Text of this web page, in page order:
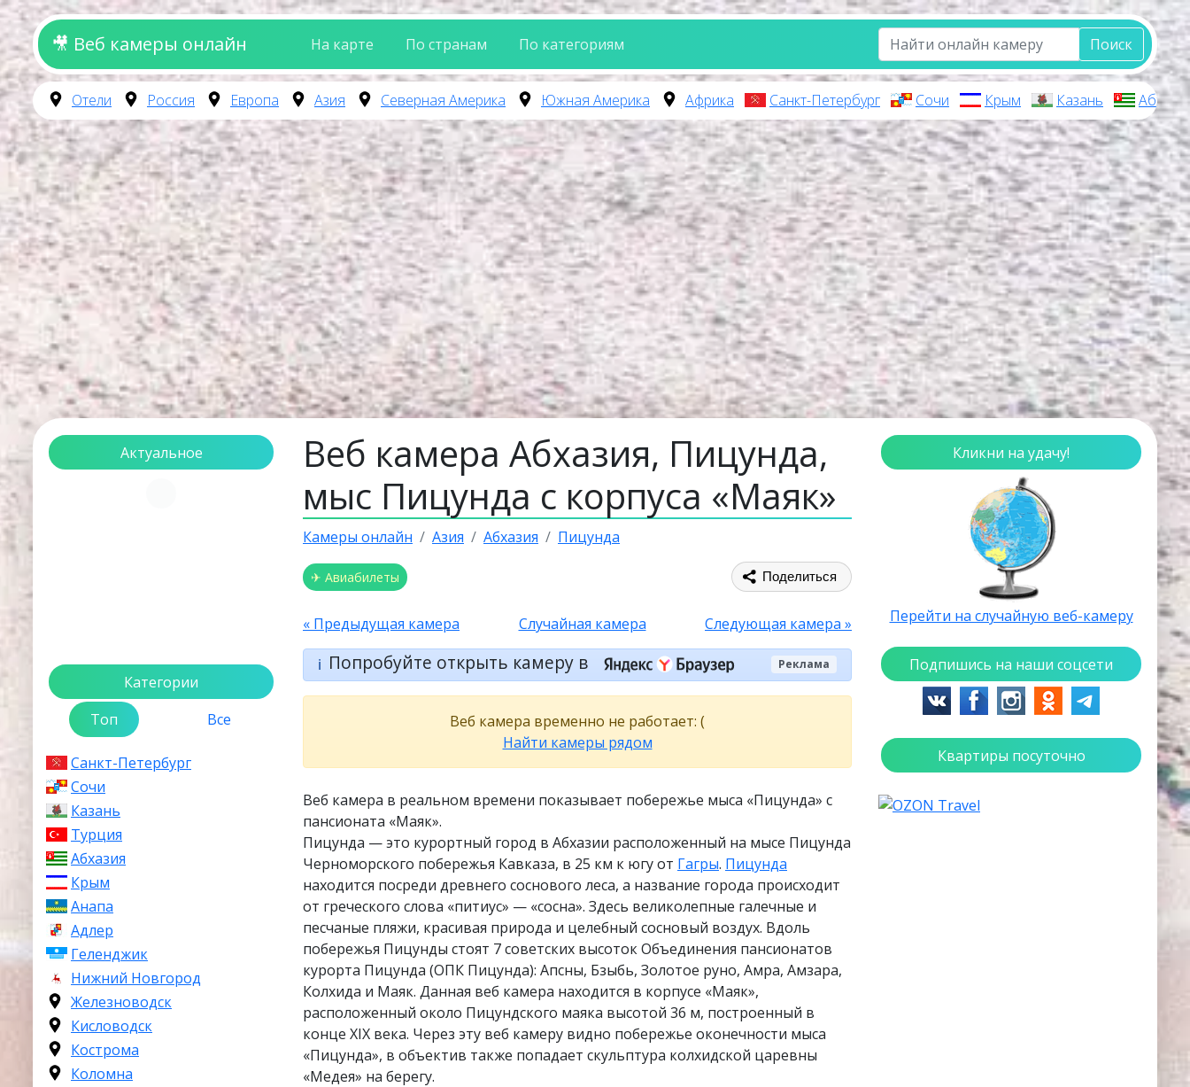
🎥 Веб камеры онлайн На карте По странам По категориям Поиск
Отели Россия Европа Азия Северная Америка Южная Америка Африка Санкт-Петербург Сочи Крым Казань
Актуальное
Категории
Топ
Все
Санкт-Петербург
Сочи
Казань
Турция
Абхазия
Крым
Анапа
Адлер
Геленджик
Нижний Новгород
Железноводск
Кисловодск
Кострома
Коломна
Веб камера Абхазия, Пицунда,
мыс Пицунда с корпуса «Маяк»
Камеры онлайн Азия Абхазия Пицунда
✈ Авиабилеты Поделиться
« Предыдущая камера Случайная камера Следующая камера »
ℹ️ Попробуйте открыть камеру в Реклама
Веб камера временно не работает: (
Найти камеры рядом
Веб камера в реальном времени показывает побережье мыса «Пицунда» с
пансионата «Маяк».
Пицунда — это курортный город в Абхазии расположенный на мысе Пицунда
Черноморского побережья Кавказа, в 25 км к югу от Гагры. Пицунда
находится посреди древнего соснового леса, а название города происходит
от греческого слова «питиус» — «сосна». Здесь великолепные галечные и
песчаные пляжи, красивая природа и целебный сосновый воздух. Вдоль
побережья Пицунды стоят 7 советских высоток Объединения пансионатов
курорта Пицунда (ОПК Пицунда): Апсны, Бзыбь, Золотое руно, Амра, Амзара,
Колхида и Маяк. Данная веб камера находится в корпусе «Маяк»,
расположенный около Пицундского маяка высотой 36 м, построенный в
конце XIX века. Через эту веб камеру видно побережье оконечности мыса
«Пицунда», в объектив также попадает скульптура колхидской царевны
«Медея» на берегу.
Кликни на удачу!
Перейти на случайную веб-камеру
Подпишись на наши соцсети
Квартиры посуточно